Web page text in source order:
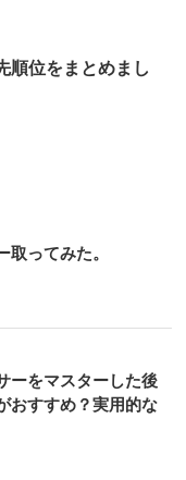
順位をまとめまし
取ってみた。
ーをマスターした後
おすすめ？実用的な